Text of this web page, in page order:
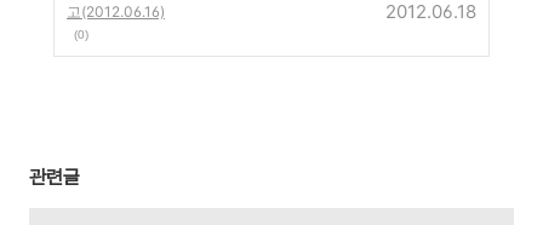
고(2012.06.16)
(0)
2012.06.18
관련글